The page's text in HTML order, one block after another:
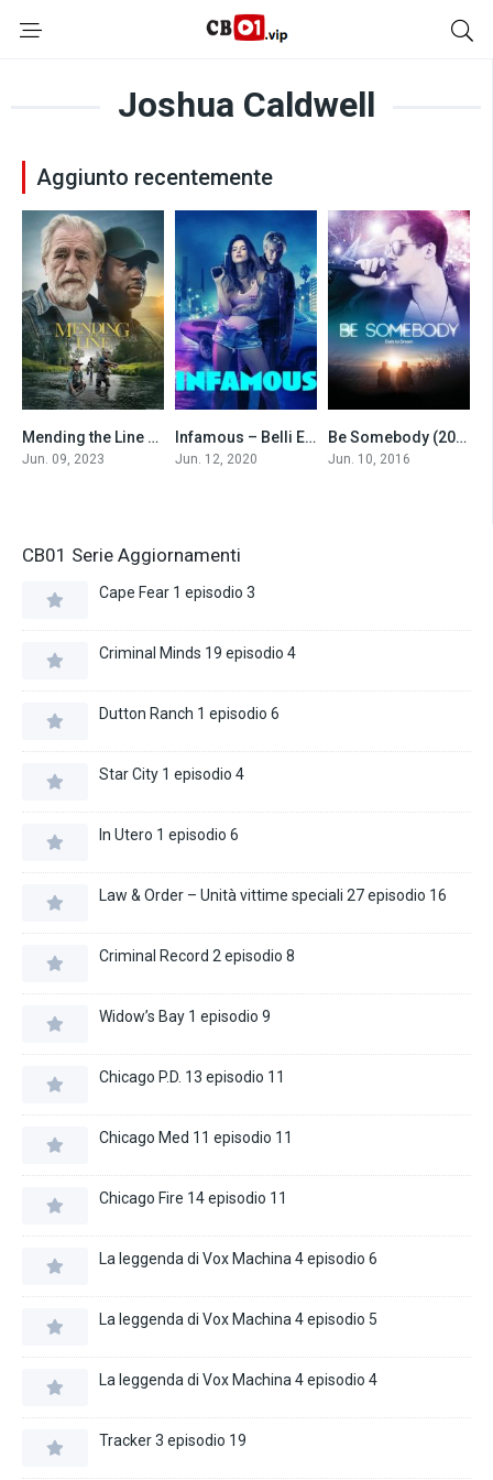
Joshua Caldwell
Aggiunto recentemente
6.7Mending the Line (2023)
Jun. 09, 2023
4.0Infamous – Belli E dannati (2020)
Jun. 12, 2020
5.6Be Somebody (2016)
Jun. 10, 2016
CB01 Serie Aggiornamenti
Cape Fear 1 episodio 3
Criminal Minds 19 episodio 4
Dutton Ranch 1 episodio 6
Star City 1 episodio 4
In Utero 1 episodio 6
Law & Order – Unità vittime speciali 27 episodio 16
Criminal Record 2 episodio 8
Widow’s Bay 1 episodio 9
Chicago P.D. 13 episodio 11
Chicago Med 11 episodio 11
Chicago Fire 14 episodio 11
La leggenda di Vox Machina 4 episodio 6
La leggenda di Vox Machina 4 episodio 5
La leggenda di Vox Machina 4 episodio 4
Tracker 3 episodio 19